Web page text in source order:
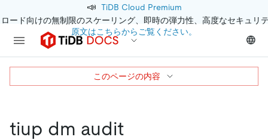
📣 TiDB Cloud Premium
ード向けの無制限のスケーリング、即時の弾力性、高度なセキュリ
原文はこちらからご覧ください。
tiup dm audit
このページの内容